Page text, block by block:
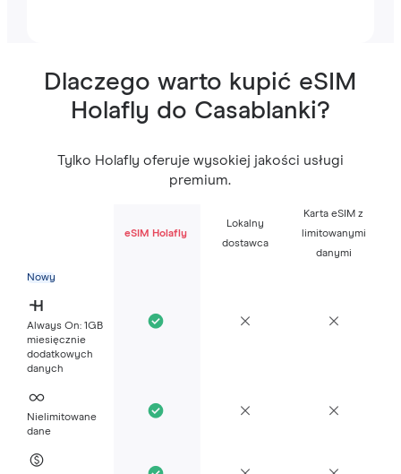
Dlaczego warto kupić eSIM
Holafly do Casablanki?
Tylko Holafly oferuje wysokiej jakości usługi
premium.
eSIM Holafly
Lokalny
dostawca
Karta eSIM z
limitowanymi
danymi
Nowy
Always On: 1GB
miesięcznie
dodatkowych
danych
Nielimitowane
dane